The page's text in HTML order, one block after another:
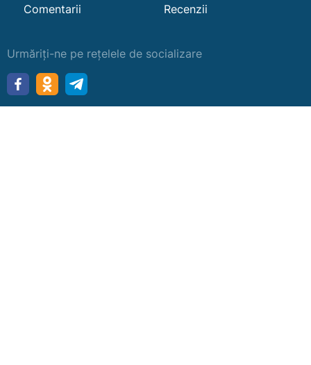
Comentarii
Recenzii
Urmăriți-ne pe rețelele de socializare